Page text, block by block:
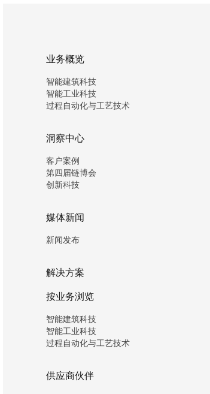
业务概览
智能建筑科技
智能工业科技
过程自动化与工艺技术
洞察中心
客户案例
第四届链博会
创新科技
媒体新闻
新闻发布
解决方案
按业务浏览
智能建筑科技
智能工业科技
过程自动化与工艺技术
供应商伙伴